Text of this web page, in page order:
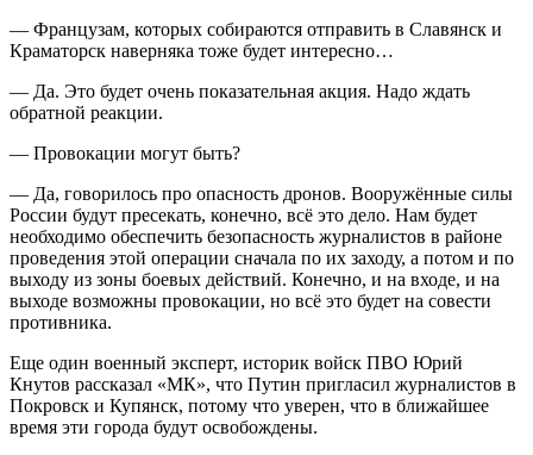
— Французам, которых собираются отправить в Славянск и
Краматорск наверняка тоже будет интересно…
— Да. Это будет очень показательная акция. Надо ждать
обратной реакции.
— Провокации могут быть?
— Да, говорилось про опасность дронов. Вооружённые силы
России будут пресекать, конечно, всё это дело. Нам будет
необходимо обеспечить безопасность журналистов в районе
проведения этой операции сначала по их заходу, а потом и по
выходу из зоны боевых действий. Конечно, и на входе, и на
выходе возможны провокации, но всё это будет на совести
противника.
Еще один военный эксперт, историк войск ПВО Юрий
Кнутов рассказал «МК», что Путин пригласил журналистов в
Покровск и Купянск, потому что уверен, что в ближайшее
время эти города будут освобождены.